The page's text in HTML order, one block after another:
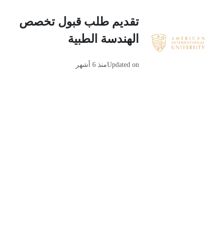
تقديم طلب قبول تخصص
الهندسة الطبية
Updated onمنذ 6 أشهر